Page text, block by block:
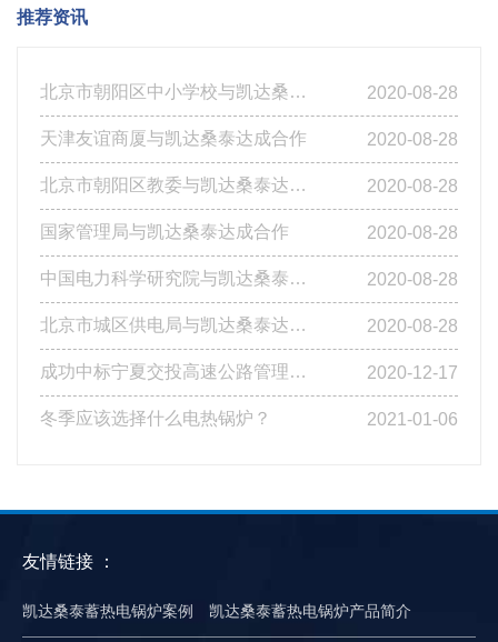
推荐资讯
北京市朝阳区中小学校与凯达桑泰达成合作 2020-08-28
天津友谊商厦与凯达桑泰达成合作 2020-08-28
北京市朝阳区教委与凯达桑泰达成合作 2020-08-28
国家管理局与凯达桑泰达成合作 2020-08-28
中国电力科学研究院与凯达桑泰达成合作 2020-08-28
北京市城区供电局与凯达桑泰达成合作 2020-08-28
成功中标宁夏交投高速公路管理有限公司基层站点燃煤改造工程第四标段 2020-12-17
冬季应该选择什么电热锅炉？ 2021-01-06
友情链接 ：
凯达桑泰蓄热电锅炉案例 凯达桑泰蓄热电锅炉产品简介